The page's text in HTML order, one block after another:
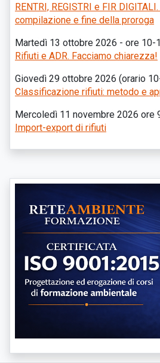
RENTRI, REGISTRI e FIR
compilazione e fine della proroga
Martedì 13 ottobre 2026 - ore 10-
Rifiuti e ADR. Facciamo chiarezza!
Giovedì 29 ottobre 2026 (orario
Classificazione rifiuti: metodo e
Mercoledì 11 novembre 2026 ore
Import-export di rifiuti